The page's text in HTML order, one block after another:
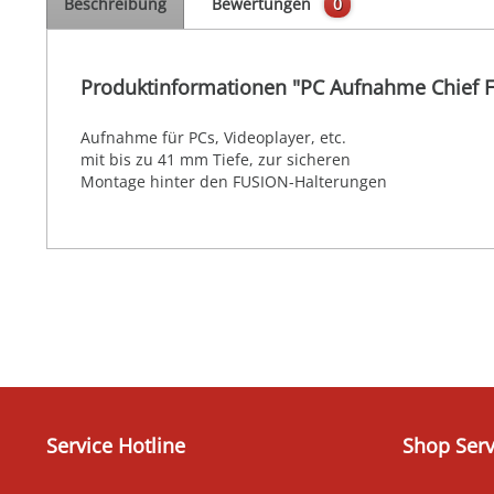
Produktinformationen "PC Aufnahme Chief
Aufnahme für PCs, Videoplayer, etc.
mit bis zu 41 mm Tiefe, zur sicheren
Montage hinter den FUSION-Halterungen
Service Hotline Shop